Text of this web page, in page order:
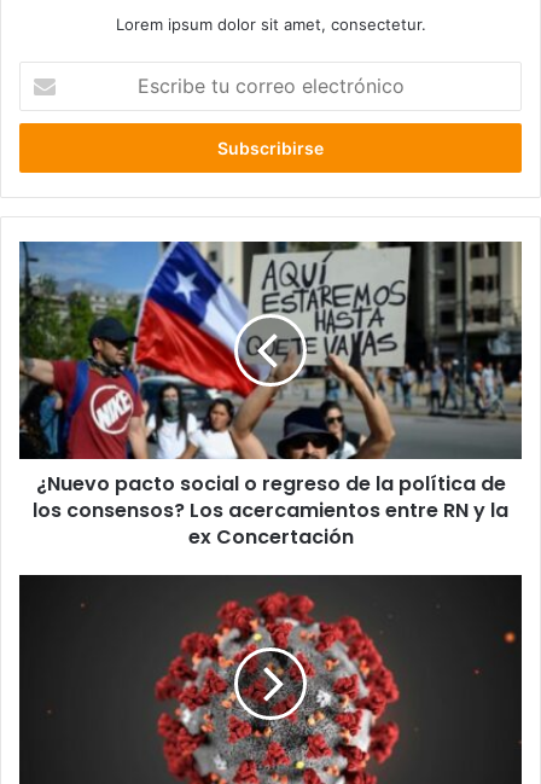
Lorem ipsum dolor sit amet, consectetur.
correo
¿Nuevo
pacto
social
o
regreso
de
la
política
de
consensos?
entre
Concertación
¿Nuevo pacto social o regreso de la política de
los consensos? Los acercamientos entre RN y la
ex Concertación